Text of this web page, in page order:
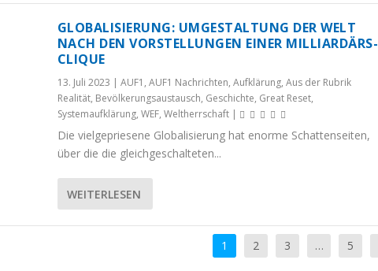
GLOBALISIERUNG: UMGESTALTUNG DER WELT
NACH DEN VORSTELLUNGEN EINER MILLIARDÄRS-
CLIQUE
13. Juli 2023 | AUF1 , AUF1 Nachrichten, Aufklärung, Aus der Rubrik
Realität, Bevölkerungsaustausch, Geschichte, Great Reset,
Systemaufklärung, WEF, Weltherrschaft|
Die vielgepriesene Globalisierung hat enorme Schattenseiten,
über die die gleichgeschalteten...
WEITERLESEN
1 2 3 … 5